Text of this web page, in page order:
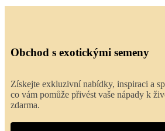
Obchod s exotickými semeny
Získejte exkluzivní nabídky, inspiraci a
co vám pomůže přivést vaše nápady k
zdarma.